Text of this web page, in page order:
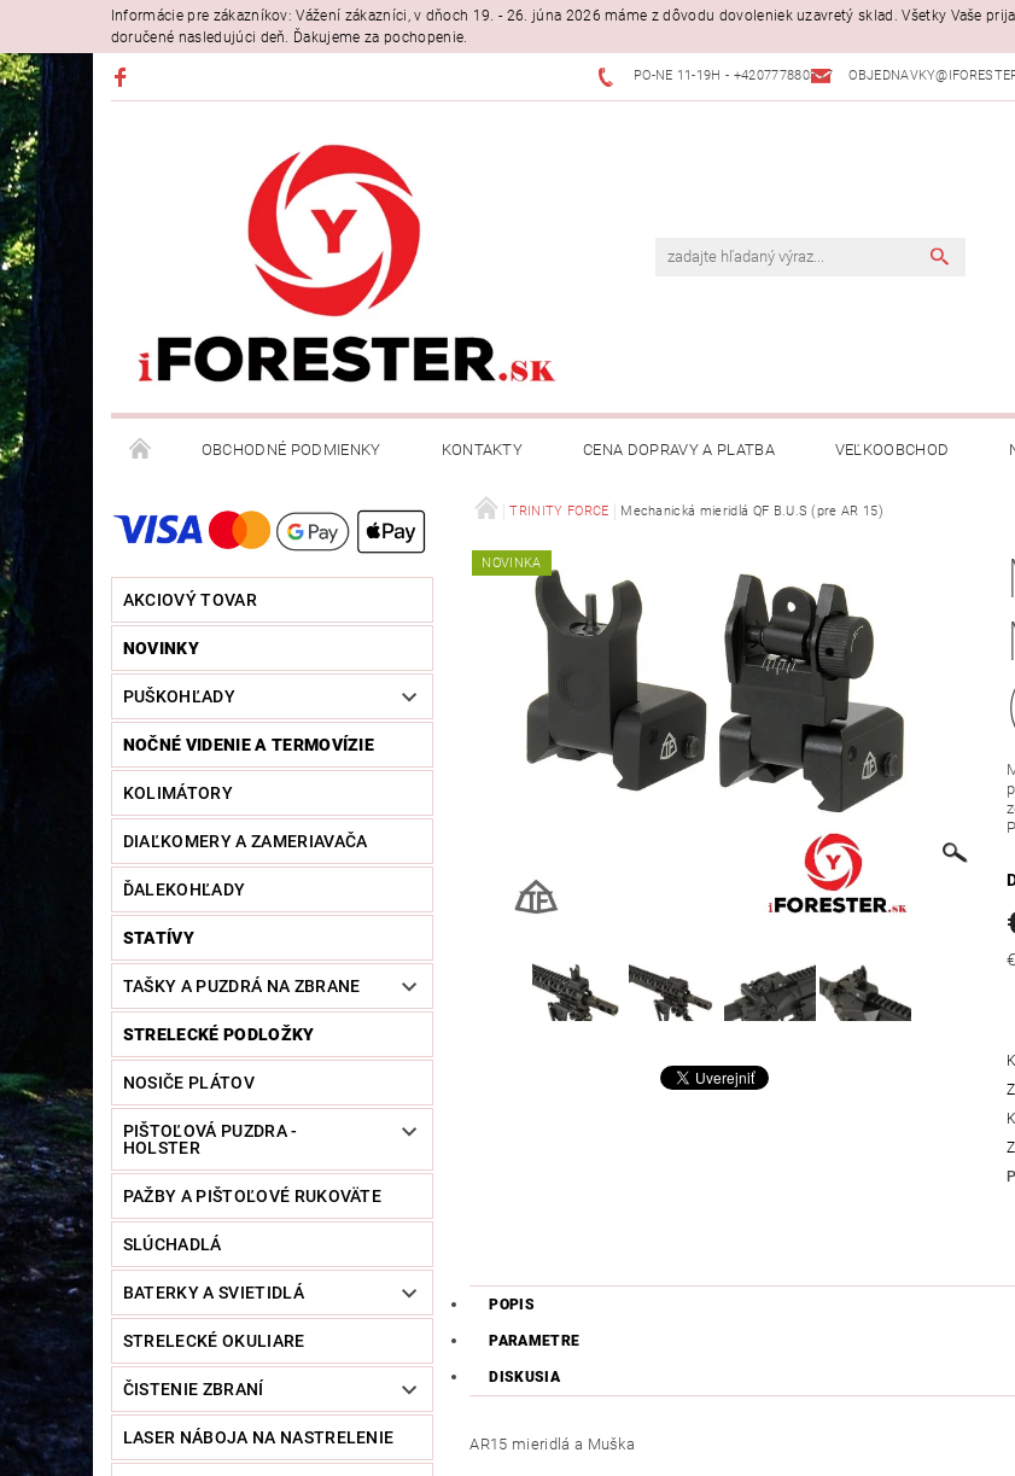
Informácie pre zákazníkov: Vážení zákazníci, v dňoch 19. - 26. júna 2026 máme z dôvodu dovoleniek uzavretý sklad. Všetky Vaše
doručené nasledujúci deň. Ďakujeme za pochopenie.
PO-NE 11-19H - +420777880397
OBCHODNÉ PODMIENKY KONTAKTY CENA DOPRAVY A PLATBA VEĽKOOBCHOD
AKCIOVÝ TOVAR
NOVINKY
PUŠKOHĽADY
NOČNÉ VIDENIE A TERMOVÍZIE
KOLIMÁTORY
DIAĽKOMERY A ZAMERIAVAČA
ĎALEKOHĽADY
STATÍVY
TAŠKY A PUZDRÁ NA ZBRANE
STRELECKÉ PODLOŽKY
NOSIČE PLÁTOV
PIŠTOĽOVÁ PUZDRA -
HOLSTER
PAŽBY A PIŠTOĽOVÉ RUKOVÄTE
SLÚCHADLÁ
BATERKY A SVIETIDLÁ
STRELECKÉ OKULIARE
ČISTENIE ZBRANÍ
LASER NÁBOJA NA NASTRELENIE
TRINITY FORCE Mechanická mieridlá QF B.U.S (pre AR 15)
NOVINKA
POPIS
PARAMETRE
DISKUSIA
AR15 mieridlá a Muška